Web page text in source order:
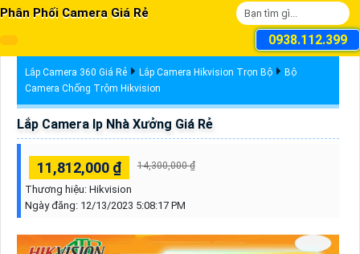
Phân Phối Camera Giá Rẻ
0938.112.399
Lắp Camera 360 Giá Rẻ Lắp Camera Hikvision Trọn Bộ
Bộ
Camera Chống Trộm Hikvision
Lắp Camera Ip Nhà Xưởng Giá Rẻ
11,812,000 ₫ 14,300,000 ₫
Thương hiệu: Hikvision
Ngày đăng: 12/13/2023 5:08:17 PM